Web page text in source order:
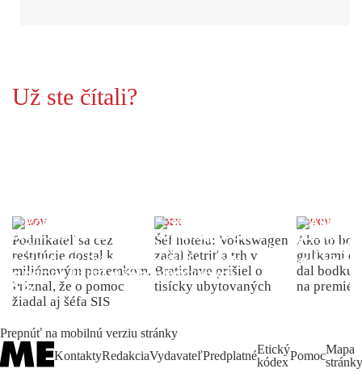
Už ste čítali?
DOMOV
Podnikateľ sa cez
reštitúcie dostal k
miliónovým pozemkom.
Priznal, že o pomoc
žiadal aj šéfa SIS
INDEX
Šéf hotela: Volkswagen
začal šetriť a trh v
Bratislave prišiel o
tisícky ubytovaných
DOMOV
Ako to
guľkami
dal bodku
na
Prepnúť na mobilnú verziu stránky
KontaktyRedakciaVydavateľPredplatnéEtický
kódexPomocMapa
stránky